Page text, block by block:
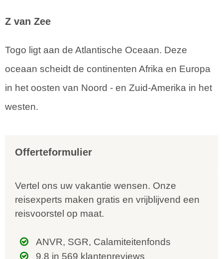
Z van Zee
Togo ligt aan de Atlantische Oceaan. Deze
oceaan scheidt de continenten Afrika en Europa
in het oosten van Noord - en Zuid-Amerika in het
westen.
Offerteformulier
Vertel ons uw vakantie wensen. Onze
reisexperts maken gratis en vrijblijvend een
reisvoorstel op maat.
ANVR, SGR, Calamiteitenfonds
9,8 in 569 klantenreviews